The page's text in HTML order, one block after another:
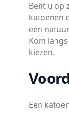
Bent u op
katoenen
een
Kom
kiezen.
Een